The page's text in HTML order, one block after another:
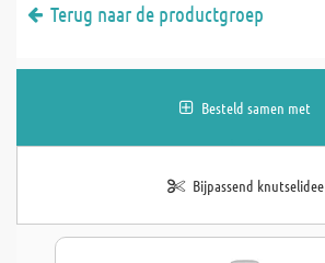
Terug naar de productgroep
Besteld samen met
Bijpassend knutselidee